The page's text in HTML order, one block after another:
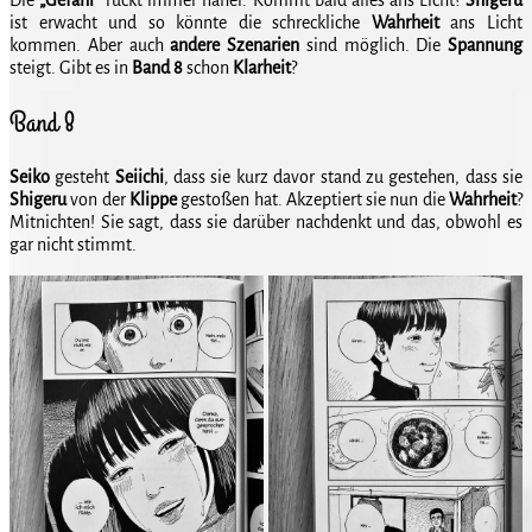
ist erwacht und so könnte die schreckliche Wahrheitans Licht
kommen. Aber auchandere Szenarien sind möglich. Die Spannung
steigt. Gibt es in Band 8schon Klarheit?
Band 8
Seiko gesteht Seiichi, dass sie kurz davor stand zu gestehen, dass sie
Shigeruvon der Klippegestoßen hat. Akzeptiert sie nun dieWahrheit?
Mitnichten! Sie sagt, dass sie darüber nachdenkt und das, obwohl es
gar nicht stimmt.